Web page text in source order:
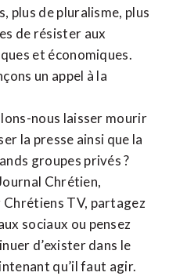
plus de pluralisme, plus
de résister aux
et économiques.
un appel à la
nous laisser mourir
la presse ainsi que la
groupes privés ?
Chrétien,
Chrétiens TV, partagez
sociaux ou pensez
d’exister dans le
qu’il faut agir.